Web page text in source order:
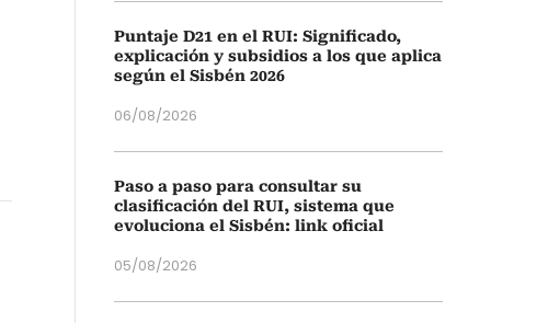
Puntaje D21 en el RUI: Significado,
explicación y subsidios a los que aplica
según el Sisbén 2026
06/08/2026
Paso a paso para consultar su
clasificación del RUI, sistema que
evoluciona el Sisbén: link oficial
05/08/2026